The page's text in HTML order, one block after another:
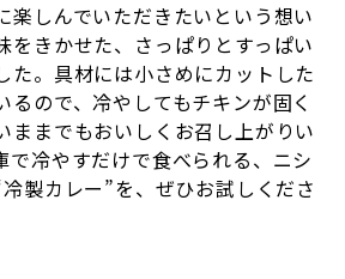
楽しんでいただきたいという想い
をきかせた、さっぱりとすっぱい
た。具材には小さめにカットした
るので、冷やしてもチキンが固く
ままでもおいしくお召し上がりい
で冷やすだけで食べられる、ニシ
製カレー”を、ぜひお試しくださ